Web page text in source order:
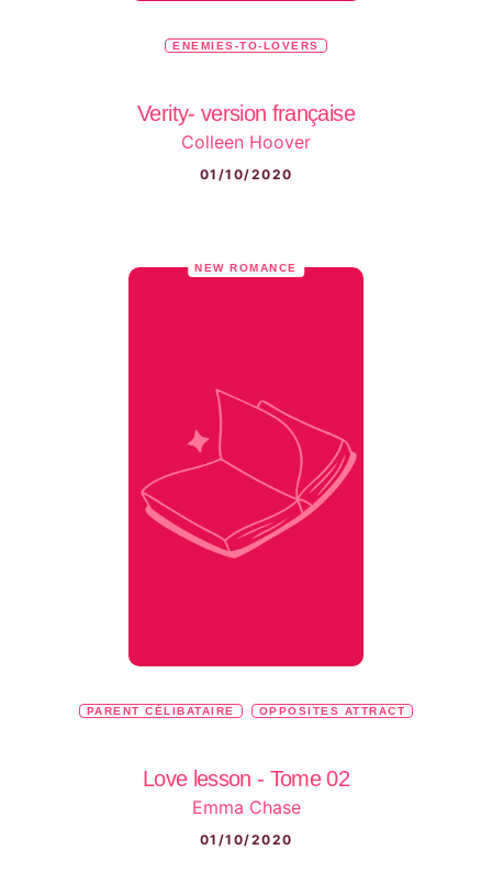
ENEMIES-TO-LOVERS
Verity- version française
Colleen Hoover
01/10/2020
NEW ROMANCE
PARENT CÉLIBATAIRE OPPOSITES ATTRACT
Love lesson - Tome 02
Emma Chase
01/10/2020